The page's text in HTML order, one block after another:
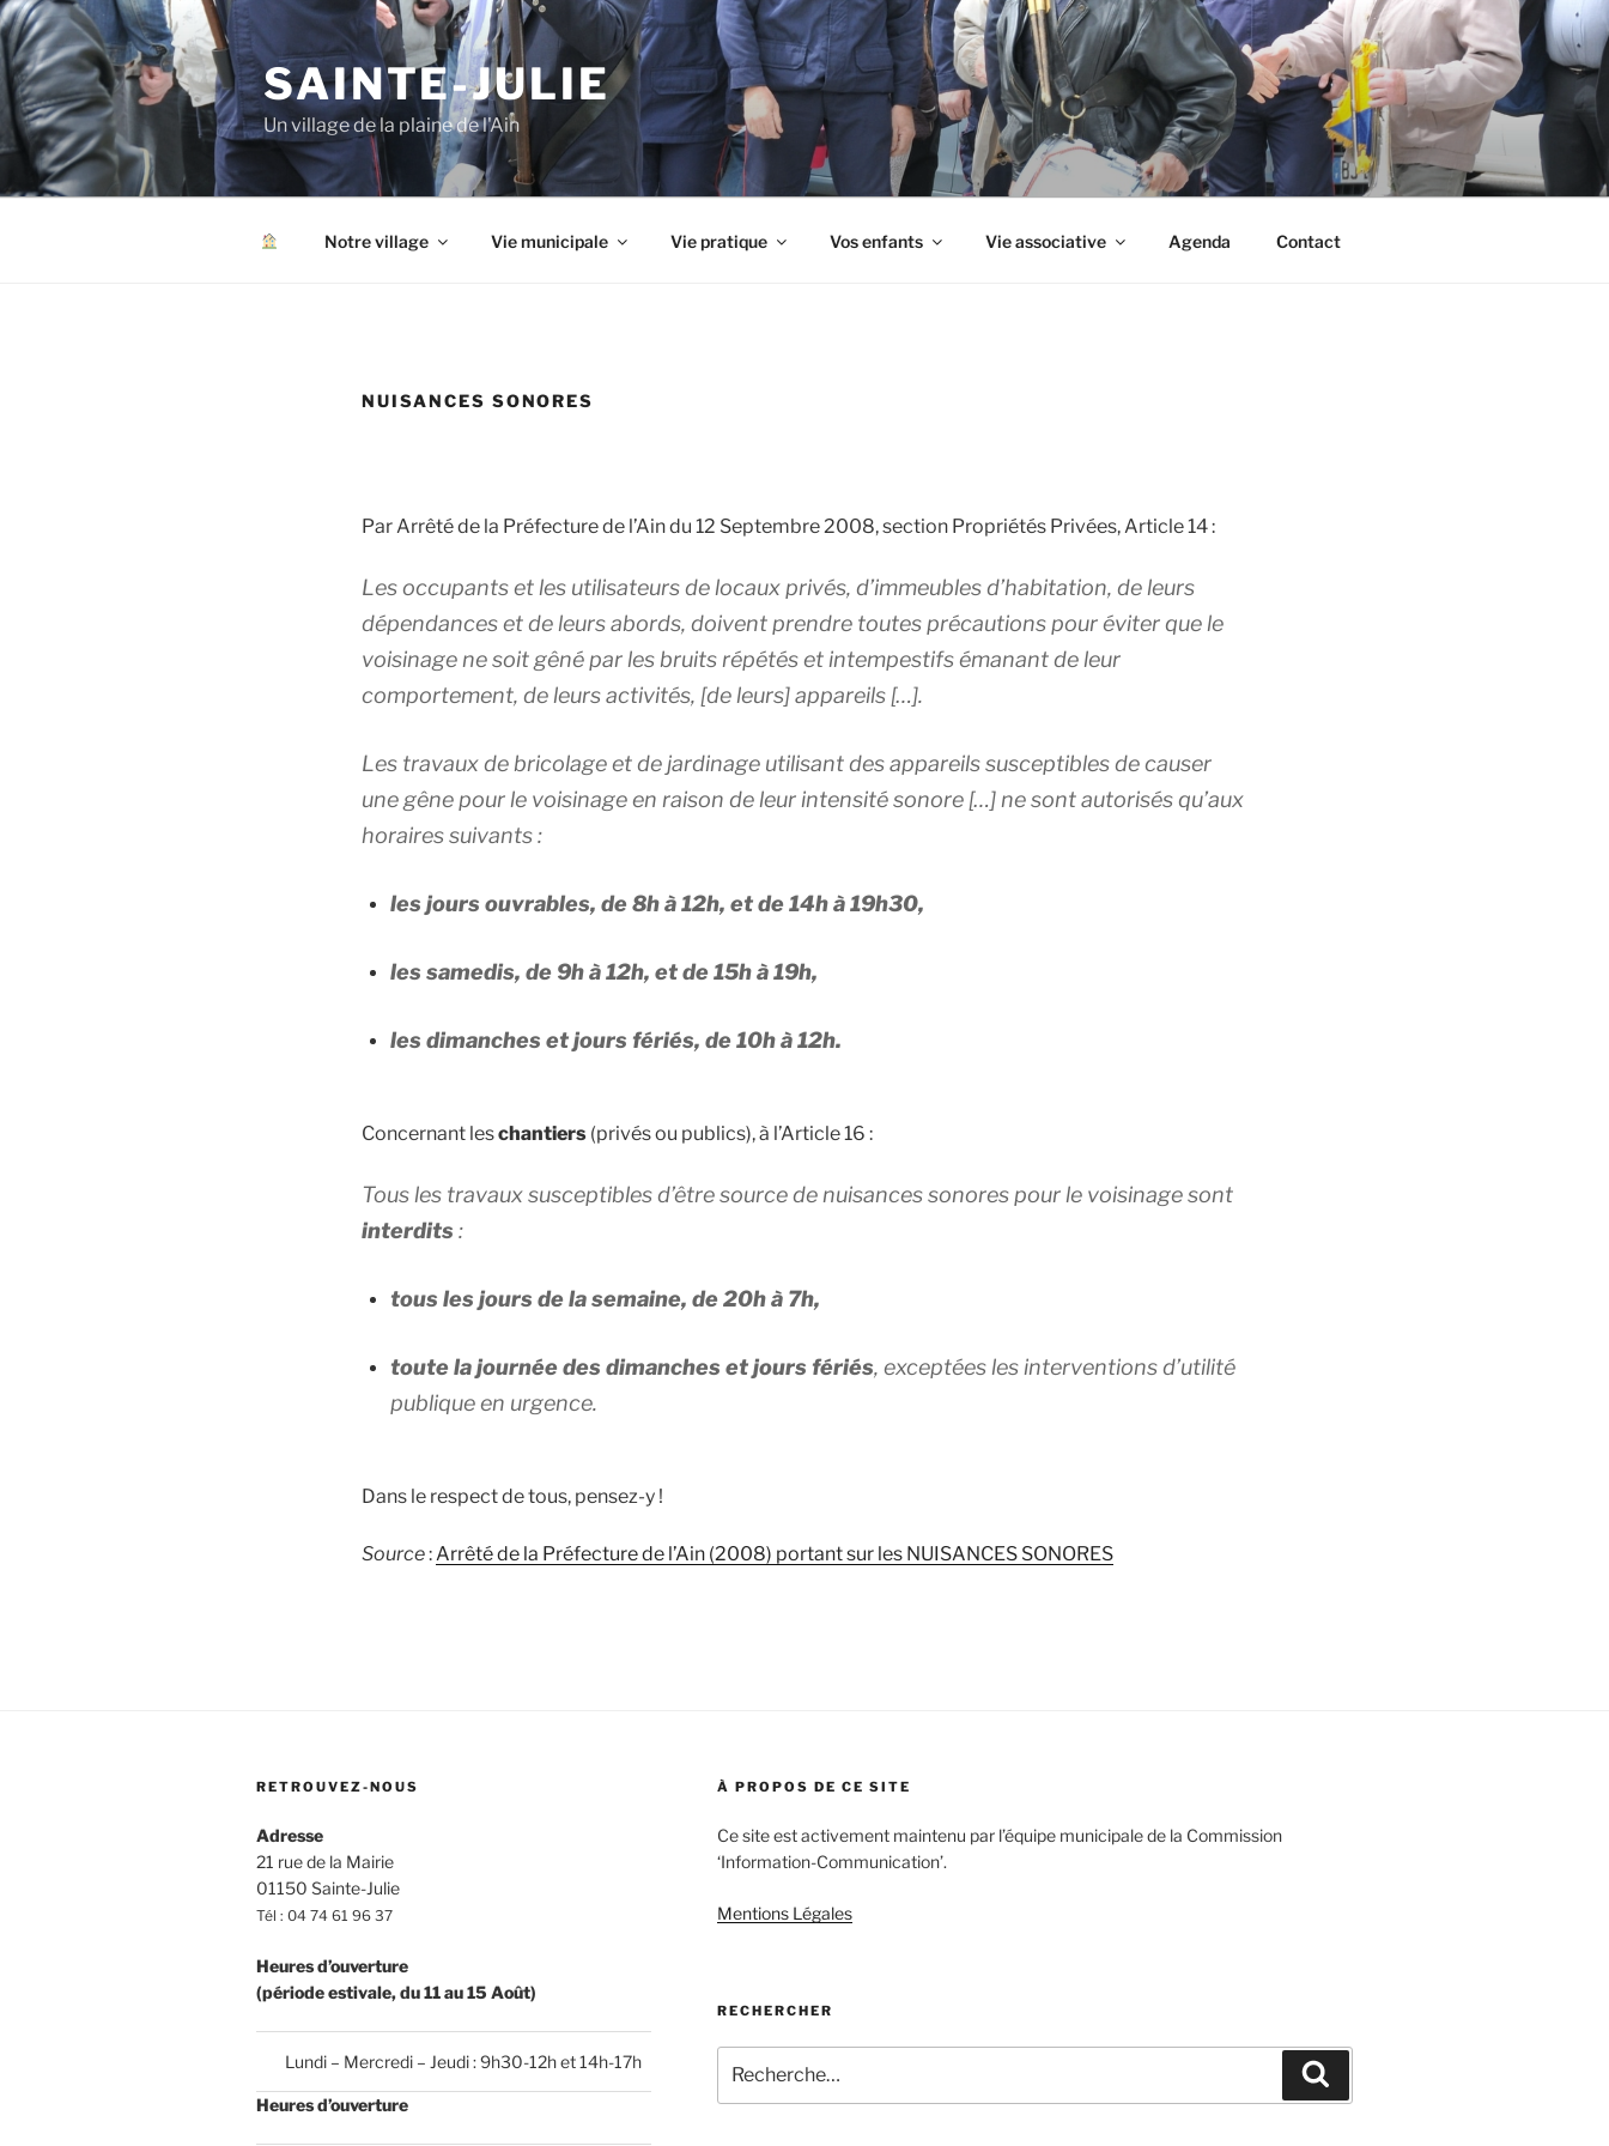
Aller
au
contenu
principal
SAINTE-JULIE
Un village de la plaine de l'Ain
Notre village Vie municipale Vie pratique Vos enfants Vie associative Agenda Contact
NUISANCES SONORES
Par Arrêté de la Préfecture de l’Ain du 12 Septembre 2008, section Propriétés Privées, Article 14 :
Les occupants et les utilisateurs de locaux privés, d’immeubles d’habitation, de leurs
dépendances et de leurs abords, doivent prendre toutes précautions pour éviter que le
voisinage ne soit gêné par les bruits répétés et intempestifs émanant de leur
comportement, de leurs activités, [de leurs] appareils […].
Les travaux de bricolage et de jardinage utilisant des appareils susceptibles de causer
une gêne pour le voisinage en raison de leur intensité sonore […] ne sont autorisés qu’aux
horaires suivants :
les jours ouvrables, de 8h à 12h, et de 14h à 19h30,
les samedis, de 9h à 12h, et de 15h à 19h,
les dimanches et jours fériés, de 10h à 12h.
Concernant leschantiers (privés ou publics), à l’Article 16 :
Tous les travaux susceptibles d’être source de nuisances sonores pour le voisinage sont
interdits :
tous les jours de la semaine, de 20h à 7h,
toute la journée des dimanches et jours fériés, exceptées les interventions d’utilité
publique en urgence.
Dans le respect de tous, pensez-y !
Source: Arrêté de la Préfecture de l’Ain (2008) portant sur les NUISANCES SONORES
RETROUVEZ-NOUS
Adresse
21 rue de la Mairie
01150 Sainte-Julie
Tél : 04 74 61 96 37
Heures d’ouverture
(période estivale, du 11 au 15 Août)
Lundi – Mercredi – Jeudi : 9h30-12h et 14h-17h
Heures d’ouverture
À PROPOS DE CE SITE
Ce site est activement maintenu par l’équipe municipale de la Commission
‘Information-Communication’.
Mentions Légales
RECHERCHER
pour
: